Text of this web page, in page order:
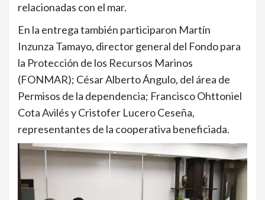
relacionadas con el mar.
En la entrega también participaron Martín
Inzunza Tamayo, director general del Fondo para
la Protección de los Recursos Marinos
(FONMAR); César Alberto Ángulo, del área de
Permisos de la dependencia; Francisco Ohttoniel
Cota Avilés y Cristofer Lucero Ceseña,
representantes de la cooperativa beneficiada.